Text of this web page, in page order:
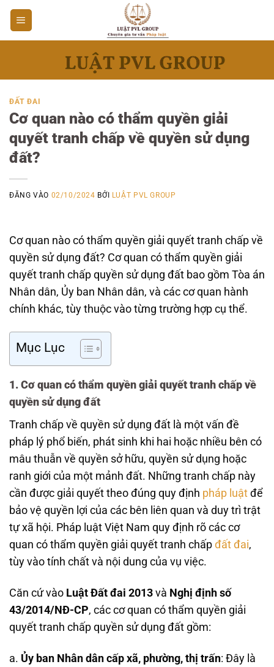
Bỏ
qua
nội
ĐẤT ĐAI
Cơ quan nào có thẩm quyền giải
quyết tranh chấp về quyền sử dụng
đất?
ĐĂNG VÀO 02/10/2024 BỞI LUẬT PVL GROUP
Cơ quan nào có thẩm quyền giải quyết tranh chấp về
quyền sử dụng đất? Cơ quan có thẩm quyền giải
quyết tranh chấp quyền sử dụng đất bao gồm Tòa án
Nhân dân, Ủy ban Nhân dân, và các cơ quan hành
chính khác, tùy thuộc vào từng trường hợp cụ thể.
Mục Lục
1. Cơ quan có thẩm quyền giải quyết tranh chấp về
quyền sử dụng đất
Tranh chấp về quyền sử dụng đất là một vấn đề
pháp lý phổ biến, phát sinh khi hai hoặc nhiều bên có
mâu thuẫn về quyền sở hữu, quyền sử dụng hoặc
ranh giới của một mảnh đất. Những tranh chấp này
cần được giải quyết theo đúng quy định pháp luật để
bảo vệ quyền lợi của các bên liên quan và duy trì trật
tự xã hội. Pháp luật Việt Nam quy định rõ các cơ
quan có thẩm quyền giải quyết tranh chấp đất đai,
tùy vào tính chất và nội dung của vụ việc.
Căn cứ vào Luật Đất đai 2013 và Nghị định số
43/2014/NĐ-CP, các cơ quan có thẩm quyền giải
quyết tranh chấp quyền sử dụng đất gồm:
a. Ủy ban Nhân dân cấp xã, phường, thị trấn: Đây là